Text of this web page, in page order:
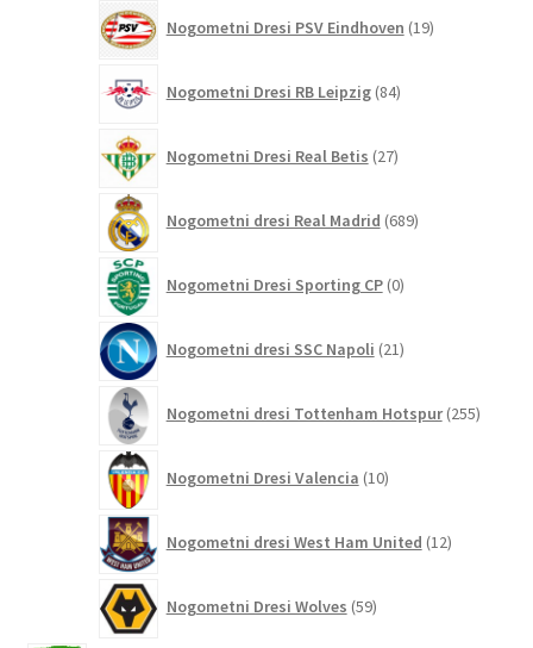
Nogometni Dresi PSV Eindhoven 19izdelkov
Nogometni Dresi RB Leipzig 84izdelkov
Nogometni Dresi Real Betis 27izdelkov
Nogometni dresi Real Madrid 689izdelkov
Nogometni Dresi Sporting CP 0izdelkov
Nogometni dresi SSC Napoli 21izdelkov
Nogometni dresi Tottenham Hotspur 255
Nogometni Dresi Valencia 10izdelkov
Nogometni dresi West Ham United 12izdelkov
Nogometni Dresi Wolves 59izdelkov